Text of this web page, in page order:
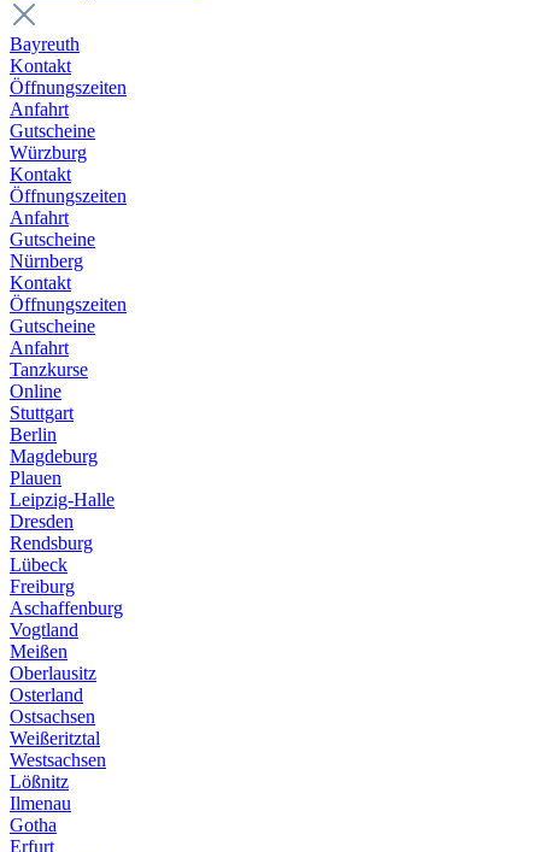
Bayreuth
Kontakt
Öffnungszeiten
Anfahrt
Gutscheine
Würzburg
Kontakt
Öffnungszeiten
Anfahrt
Gutscheine
Nürnberg
Kontakt
Öffnungszeiten
Gutscheine
Anfahrt
Tanzkurse
Online
Stuttgart
Berlin
Magdeburg
Plauen
Leipzig-Halle
Dresden
Rendsburg
Lübeck
Freiburg
Aschaffenburg
Vogtland
Meißen
Oberlausitz
Osterland
Ostsachsen
Weißeritztal
Westsachsen
Lößnitz
Ilmenau
Gotha
Erfurt